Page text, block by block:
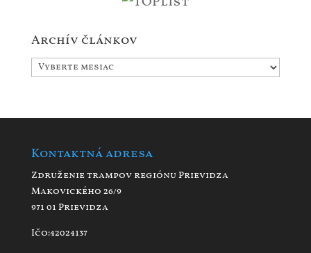
Archív článkov
Archív
Kontaktná adresa
Združenie trampov regiónu Prievidza
Makovického 26/9
971 01 Prievidza
Ičo:42024137